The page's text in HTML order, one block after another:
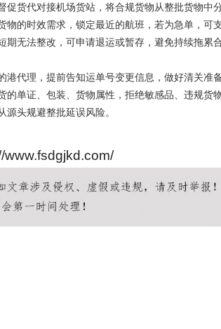
货代对接机场货站，将合规货物从整批货物中
的时效需求，锁定最近的航班，若为急单，可
无法整改，可申请退运或暂存，避免持续拖累
代理，提前告知运单号变更信息，做好清关准
的单证、包装、货物属性，拒绝敏感品、违规货
头规避整批延误风险。
www.fsdgjkd.com/